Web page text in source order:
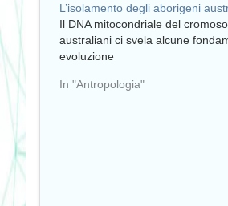
L’isolamento degli aborigeni
Il DNA mitocondriale del
australiani ci svela alcune
evoluzione
In "Antropologia"